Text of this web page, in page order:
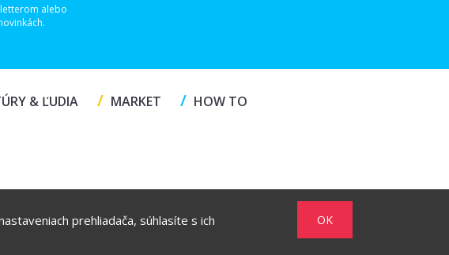
prehliadača, súhlasíte s ich OK
alebo
& ĽUDIA / MARKET / HOW TO